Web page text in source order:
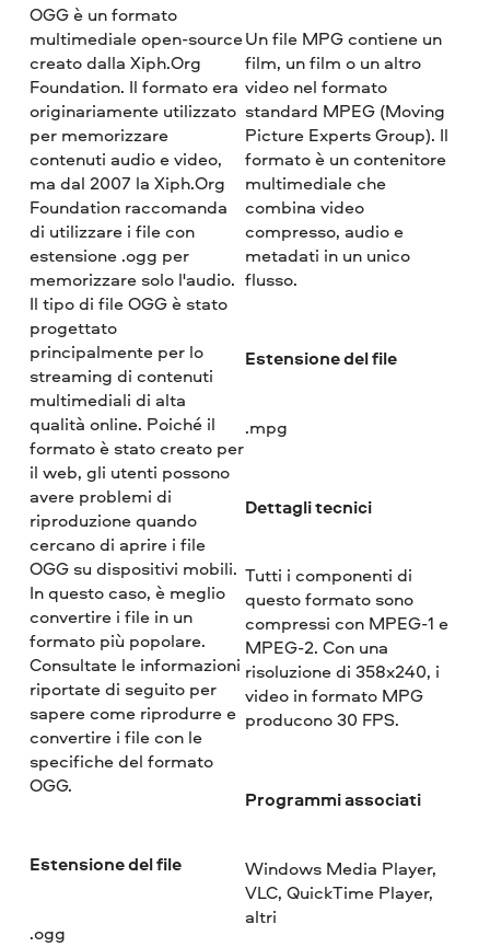
OGG è un formato
multimediale open-source
creato dalla Xiph.Org
Foundation. Il formato era
originariamente utilizzato
per memorizzare
contenuti audio e video,
ma dal 2007 la Xiph.Org
Foundation raccomanda
di utilizzare i file con
estensione .ogg per
memorizzare solo l'audio.
Il tipo di file OGG è stato
progettato
principalmente per lo
streaming di contenuti
multimediali di alta
qualità online. Poiché il
formato è stato creato per
il web, gli utenti possono
avere problemi di
riproduzione quando
cercano di aprire i file
OGG su dispositivi mobili.
In questo caso, è meglio
convertire i file in un
formato più popolare.
Consultate le informazioni
riportate di seguito per
sapere come riprodurre e
convertire i file con le
specifiche del formato
OGG.
Estensione del file
.ogg
Un file MPG contiene un
film, un film o un altro
video nel formato
standard MPEG (Moving
Picture Experts Group). Il
formato è un contenitore
multimediale che
combina video
compresso, audio e
metadati in un unico
flusso.
Estensione del file
.mpg
Dettagli tecnici
Tutti i componenti di
questo formato sono
compressi con MPEG-1 e
MPEG-2. Con una
risoluzione di 358x240, i
video in formato MPG
producono 30 FPS.
Programmi associati
Windows Media Player,
VLC, QuickTime Player,
altri